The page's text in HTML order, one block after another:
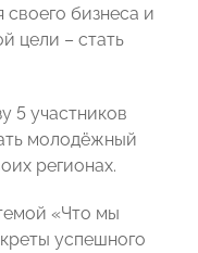
бизнеса и
цели – стать
5 участников
молодёжный
регионах.
«Что мы
успешного